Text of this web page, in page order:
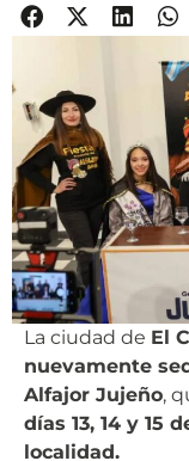
La ciudad de El
nuevamente
Alfajor Jujeño,
días 13, 14 y 15
localidad.